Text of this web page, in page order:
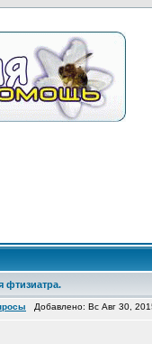
фтизиатра.
Добавлено: Вс Авг 30,